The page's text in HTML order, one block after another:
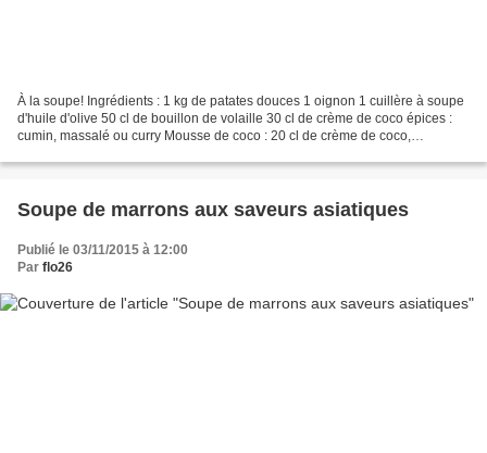
À la soupe! Ingrédients : 1 kg de patates douces 1 oignon 1 cuillère à soupe
d'huile d'olive 50 cl de bouillon de volaille 30 cl de crème de coco épices :
cumin, massalé ou curry Mousse de coco : 20 cl de crème de coco,
Soupe de marrons aux saveurs asiatiques
Publié le 03/11/2015 à 12:00
Par flo26